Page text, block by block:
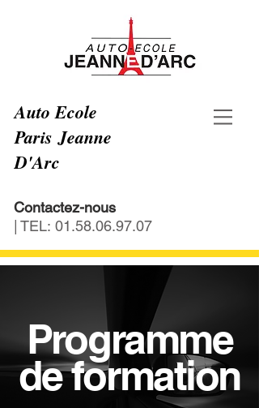
Auto Ecole
Paris Jeanne
D'Arc
Contactez-nous
| TEL: 01.58.06.97.07
Programme
de formation